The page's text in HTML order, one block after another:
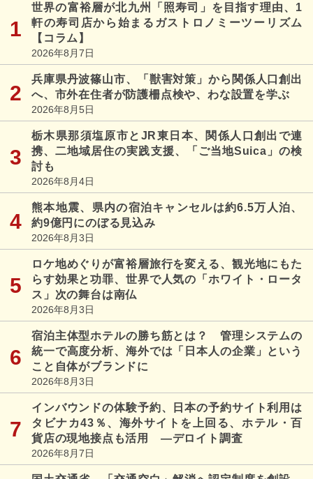
世界の富裕層が北九州「照寿司」を目指す理由、1
軒の寿司店から始まるガストロノミーツーリズム
【コラム】
2026年8月7日
兵庫県丹波篠山市、「獣害対策」から関係人口創出
へ、市外在住者が防護柵点検や、わな設置を学ぶ
2026年8月5日
栃木県那須塩原市とJR東日本、関係人口創出で連
携、二地域居住の実践支援、「ご当地Suica」の検
討も
2026年8月4日
熊本地震、県内の宿泊キャンセルは約6.5万人泊、
約9億円にのぼる見込み
2026年8月3日
ロケ地めぐりが富裕層旅行を変える、観光地にもた
らす効果と功罪、世界で人気の「ホワイト・ロータ
ス」次の舞台は南仏
2026年8月3日
宿泊主体型ホテルの勝ち筋とは？ 管理システムの
統一で高度分析、海外では「日本人の企業」という
こと自体がブランドに
2026年8月3日
インバウンドの体験予約、日本の予約サイト利用は
タビナカ43％、海外サイトを上回る、ホテル・百
貨店の現地接点も活用 ―デロイト調査
2026年8月7日